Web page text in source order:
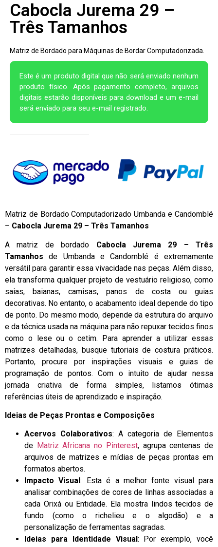
Cabocla Jurema 29 –
Três Tamanhos
Matriz de Bordado para Máquinas de Bordar Computadorizada.
Este é um produto digital que não será enviado nenhum
produto físico. Após pagamento completo, arquivos
digitais estarão disponíveis para download e um e-mail
será enviado para seu e-mail registrado.
Matriz de Bordado Computadorizado Umbanda e Candomblé
– Cabocla Jurema 29 – Três Tamanhos
A matriz de bordado Cabocla Jurema 29 – Três
Tamanhos de Umbanda e Candomblé é extremamente
versátil para garantir essa vivacidade nas peças. Além disso,
ela transforma qualquer projeto de vestuário religioso, como
saias, baianas, camisas, panos de costa ou guias
decorativas. No entanto, o acabamento ideal depende do tipo
de ponto. Do mesmo modo, depende da estrutura do arquivo
e da técnica usada na máquina para não repuxar tecidos finos
como o lese ou o cetim. Para aprender a utilizar essas
matrizes detalhadas, busque tutoriais de costura práticos.
Portanto, procure por inspirações visuais e guias de
programação de pontos. Com o intuito de ajudar nessa
jornada criativa de forma simples, listamos ótimas
referências úteis de aprendizado e inspiração.
Ideias de Peças Prontas e Composições
Acervos Colaborativos: A categoria de Elementos
de Matriz Africana no Pinterest, agrupa centenas de
arquivos de matrizes e mídias de peças prontas em
formatos abertos.
Impacto Visual: Esta é a melhor fonte visual para
analisar combinações de cores de linhas associadas a
cada Orixá ou Entidade. Ela mostra lindos tecidos de
fundo (como o richelieu e o algodão) e a
personalização de ferramentas sagradas.
Ideias para Identidade Visual : Por exemplo, você